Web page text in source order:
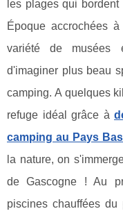
les plages qui
Époque accrochées
variété de musées
d'imaginer plus beau
camping. A quelques
refuge idéal grâce à
camping au Pays
la nature, on
de Gascogne ! Au
piscines chauffées